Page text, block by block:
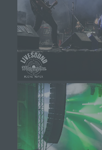
Empfänger ist
Person, Behörde,
der
werden,
einen Dritten
Rahmen eines
oder dem Recht
möglicherweise
erhalten, gelten
j) Dritter
Dritter ist eine
Behörde,